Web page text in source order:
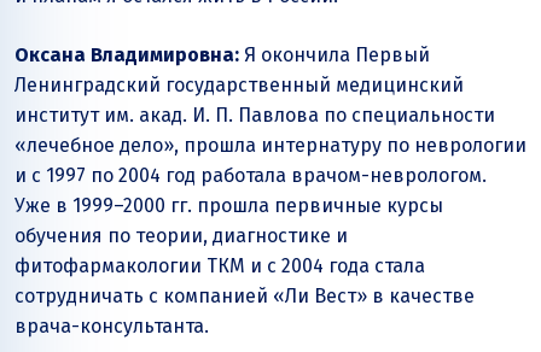
Оксана Владимировна: Я окончила Первый
Ленинградский государственный медицинский
институт им. акад. И. П. Павлова по специальности
«лечебное дело», прошла интернатуру по неврологии
и с 1997 по 2004 год работала врачом-неврологом.
Уже в 1999–2000 гг. прошла первичные курсы
обучения по теории, диагностике и
фитофармакологии ТКМ и с 2004 года стала
сотрудничать с компанией «Ли Вест» в качестве
врача-консультанта.